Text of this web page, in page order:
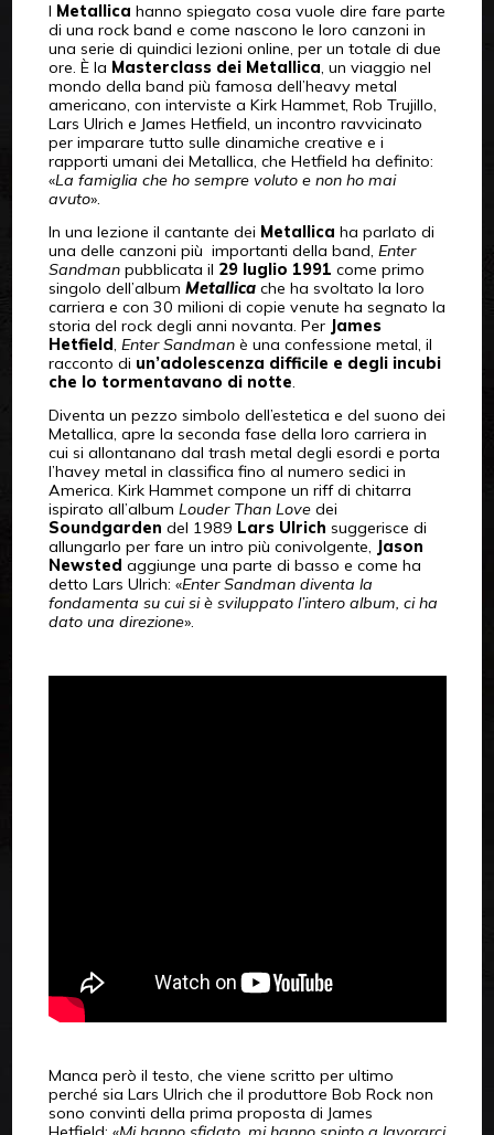
I Metallica hanno spiegato cosa vuole dire fare parte
di una rock band e come nascono le loro canzoni in
una serie di quindici lezioni online, per un totale di due
ore. È la Masterclass dei Metallica, un viaggio nel
mondo della band più famosa dell’heavy metal
americano, con interviste a Kirk Hammet, Rob Trujillo,
Lars Ulrich e James Hetfield, un incontro ravvicinato
per imparare tutto sulle dinamiche creative e i
rapporti umani dei Metallica, che Hetfield ha definito:
«La famiglia che ho sempre voluto e non ho mai
avuto».
In una lezione il cantante dei Metallica ha parlato di
una delle canzoni più importanti della band, Enter
Sandmanpubblicata il 29 luglio 1991 come primo
singolo dell’album Metallica che ha svoltato la loro
carriera e con 30 milioni di copie venute ha segnato la
storia del rock degli anni novanta. Per James
Hetfield, Enter Sandmanè una confessione metal, il
racconto di un’adolescenza difficile e degli incubi
che lo tormentavano di notte.
Diventa un pezzo simbolo dell’estetica e del suono dei
Metallica, apre la seconda fase della loro carriera in
cui si allontanano dal trash metal degli esordi e porta
l’havey metal in classifica fino al numero sedici in
America. Kirk Hammet compone un riff di chitarra
ispirato all’album Louder Than Lovedei
Soundgarden del 1989 Lars Ulrich suggerisce di
allungarlo per fare un intro più conivolgente, Jason
Newsted aggiunge una parte di basso e come ha
detto Lars Ulrich: «Enter Sandman diventa la
fondamenta su cui si è sviluppato l’intero album, ci ha
dato una direzione».
Manca però il testo, che viene scritto per ultimo
perché sia Lars Ulrich che il produttore Bob Rock non
sono convinti della prima proposta di James